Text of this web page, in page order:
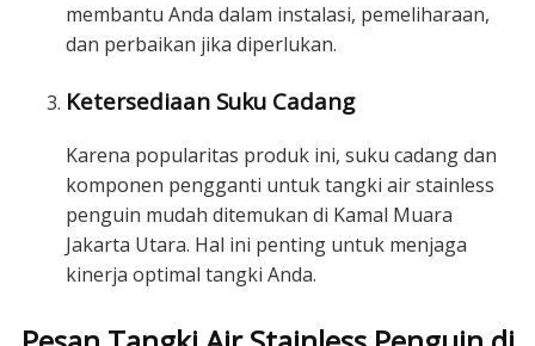
membantu Anda dalam instalasi, pemeliharaan,
dan perbaikan jika diperlukan.
Ketersediaan Suku Cadang
Karena popularitas produk ini, suku cadang dan
komponen pengganti untuk tangki air stainless
penguin mudah ditemukan di Kamal Muara
Jakarta Utara. Hal ini penting untuk menjaga
kinerja optimal tangki Anda.